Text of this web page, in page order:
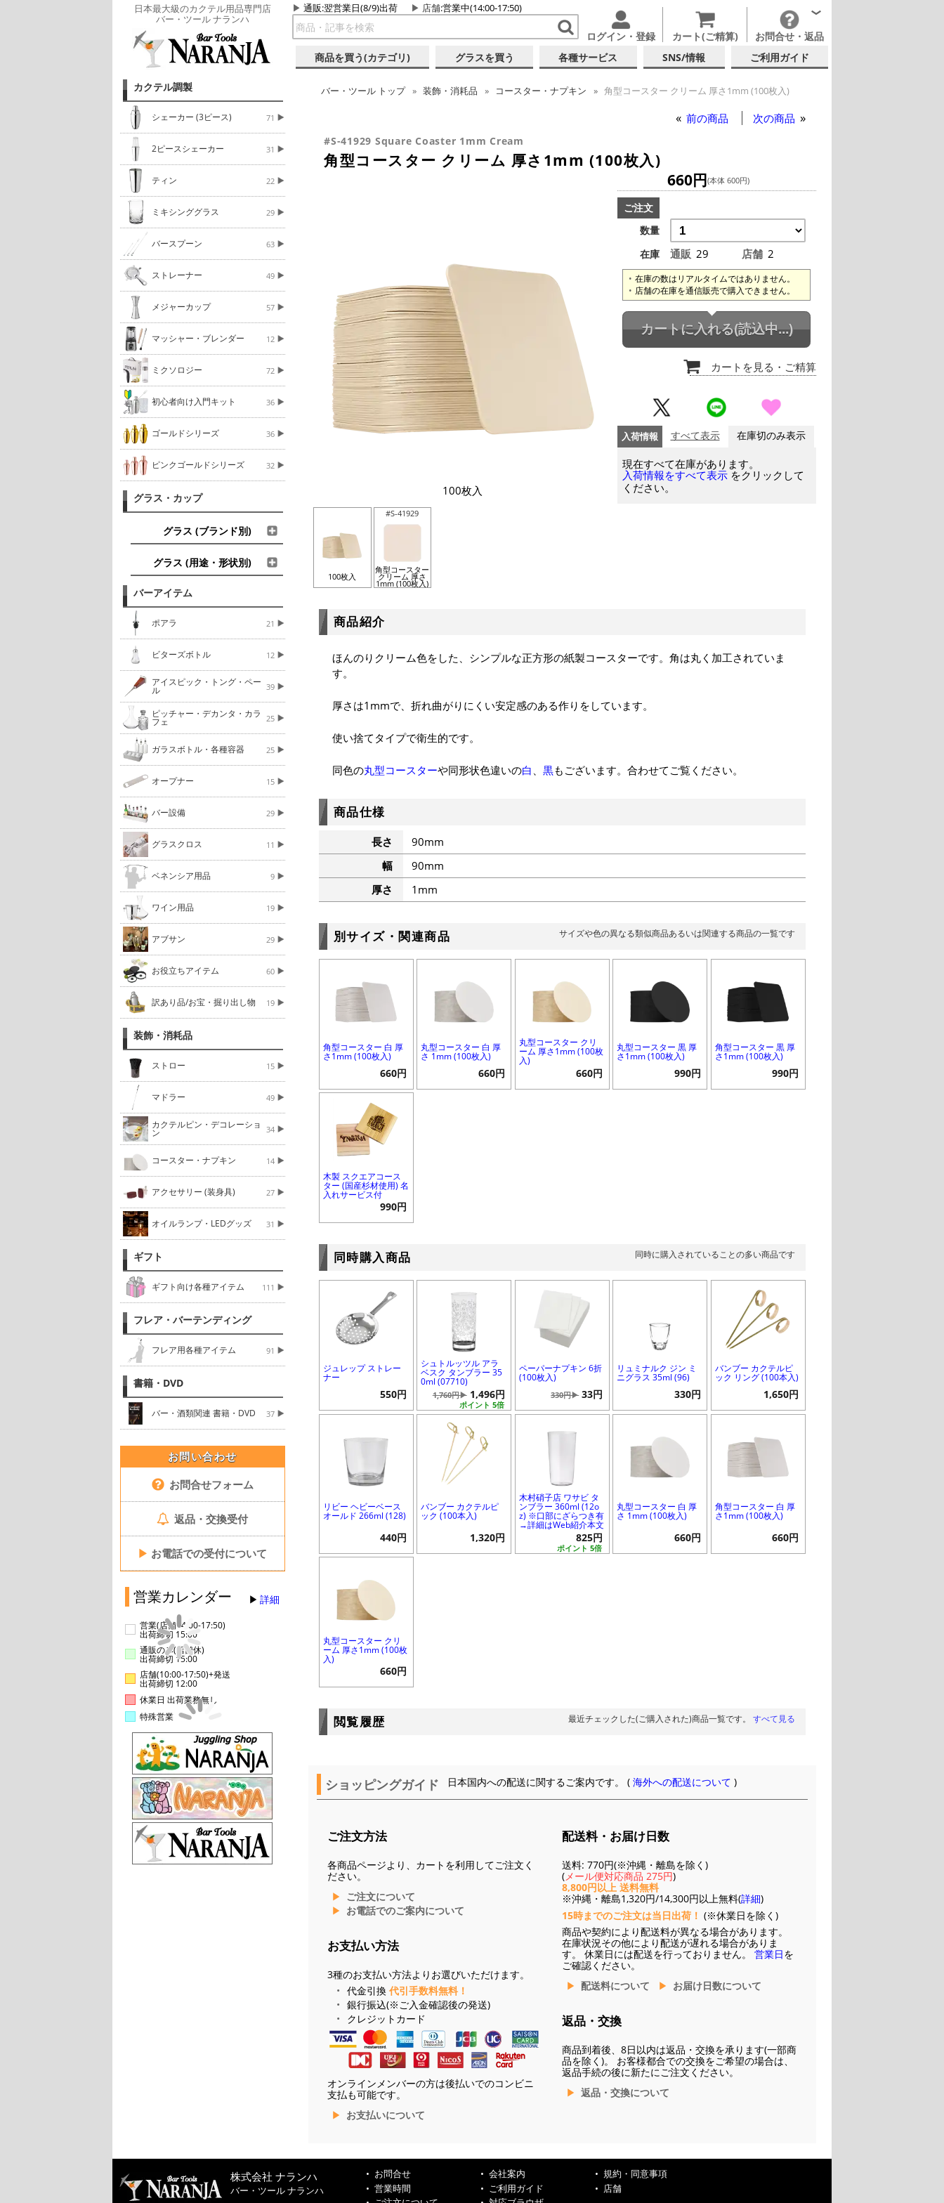
日本最大級のカクテル用品専門店
バー・ツール ナランハ
通販:翌営業日(8/9)出荷 店舗:営業中(14:00-17:50)
ログイン・登録 カート(ご精算) お問合せ・返品
商品を買う(カテゴリ) グラスを買う 各種サービス SNS/情報 ご利用ガイド
カクテル調製
シェーカー (3ピース) 71
2ピースシェーカー 31
ティン 22
ミキシンググラス 29
バースプーン 63
ストレーナー 49
メジャーカップ 57
マッシャー・ブレンダー 12
ミクソロジー 72
初心者向け入門キット 36
ゴールドシリーズ 36
ピンクゴールドシリーズ 32
グラス・カップ
グラス (ブランド別)
グラス (用途・形状別)
バーアイテム
ポアラ 21
ビターズボトル 12
アイスピック・トング・ペー
ル 39
ピッチャー・デカンタ・カラ
フェ 25
ガラスボトル・各種容器 25
オープナー 15
バー設備 29
グラスクロス 11
ベネンシア用品 9
ワイン用品 19
アブサン 29
お役立ちアイテム 60
訳あり品/お宝・掘り出し物 19
装飾・消耗品
ストロー 15
マドラー 49
カクテルピン・デコレーショ
ン 34
コースター・ナプキン 14
アクセサリー (装身具) 27
オイルランプ・LEDグッズ 31
ギフト
ギフト向け各種アイテム 111
フレア・バーテンディング
フレア用各種アイテム 91
書籍・DVD
バー・酒類関連 書籍・DVD 37
お問い合わせ
お問合せフォーム
返品・交換受付
▶ お電話での受付について
営業カレンダー 詳細
営業(店舗14:00-17:50)
出荷締切 15:00
通販のみ(店舗休)
出荷締切 15:00
店舗(10:00-17:50)+発送
出荷締切 12:00
休業日 出荷業務無し
特殊営業
バー・ツール トップ 装飾・消耗品 コースター・ナプキン 角型コースター クリーム 厚さ1mm (100枚入)
前の商品 次の商品
#S-41929 Square Coaster 1mm Cream
角型コースター クリーム 厚さ1mm (100枚入)
100枚入
100枚入
#S-41929
角型コースター
クリーム 厚さ
1mm (100枚入)
660円(本体 600円)
ご注文
数量
在庫
通販 29 店舗 2
在庫の数はリアルタイムではありません。
店舗の在庫を通信販売で購入できません。
カートに入れる(読込中...)
カートを見る ・ご精算
入荷情報 すべて表示 在庫切のみ表示
現在すべて在庫があります。
入荷情報をすべて表示 をクリックして
ください。
商品紹介
ほんのりクリーム色をした、シンプルな正方形の紙製コースターです。角は丸く加工されていま
す。
厚さは1mmで、折れ曲がりにくい安定感のある作りをしています。
使い捨てタイプで衛生的です。
同色の丸型コースターや同形状色違いの白 、 黒もございます。合わせてご覧ください。
商品仕様
長さ
90mm
幅
90mm
厚さ
1mm
別サイズ・関連商品 サイズや色の異なる類似商品あるいは関連する商品の一覧です
角型コースター 白 厚
さ1mm (100枚入)
660円
丸型コースター 白 厚
さ 1mm (100枚入)
660円
丸型コースター クリ
ーム 厚さ1mm (100枚
入)
660円
丸型コースター 黒 厚
さ1mm (100枚入)
990円
角型コースター 黒 厚
さ1mm (100枚入)
990円
木製 スクエアコース
ター (国産杉材使用) 名
入れサービス付
990円
同時購入商品 同時に購入されていることの多い商品です
ジュレップ ストレー
ナー
550円
シュトルッツル アラ
ベスク タンブラー 35
0ml (07710)
ポイント 5倍
1,760円▶ 1,496円
ペーパーナプキン 6折
(100枚入)
330円▶ 33円
リュミナルク ジン ミ
ニグラス 35ml (96)
330円
バンブー カクテルピ
ック リング (100本入)
1,650円
リビー ヘビーベース
オールド 266ml (128)
440円
バンブー カクテルピ
ック (100本入)
1,320円
木村硝子店 ワサビ タ
ンブラー 360ml (12o
z) ※口部にざらつき有
→詳細はWeb紹介本文
ポイント 5倍
825円
丸型コースター 白 厚
さ 1mm (100枚入)
660円
角型コースター 白 厚
さ1mm (100枚入)
660円
丸型コースター クリ
ーム 厚さ1mm (100枚
入)
660円
閲覧履歴 最近チェックした(ご購入された)商品一覧です。 すべて見る
ショッピングガイド 日本国内への配送に関するご案内です。 (海外への配送について )
ご注文方法
各商品ページより、カートを利用してご注文く
ださい。
ご注文について
お電話でのご案内について
お支払い方法
3種のお支払い方法よりお選びいただけます。
代金引換 代引手数料無料！
銀行振込(※ご入金確認後の発送)
クレジットカード
オンラインメンバーの方は後払いでのコンビニ
支払も可能です。
お支払いについて
配送料・お届け日数
送料: 770円(※沖縄・離島を除く)
(メール便対応商品 275円)
8,800円以上 送料無料
※沖縄・離島1,320円/14,300円以上無料(詳細)
15時までのご注文は当日出荷！ (※休業日を除く)
商品や契約により配送料が異なる場合があります。
在庫状況その他により配送が遅れる場合がありま
す。 休業日には配送を行っておりません。 営業日を
ご確認ください。
配送料について
お届け日数について
返品・交換
商品到着後、8日以内は返品・交換を承ります(一部商
品を除く)。 お客様都合での交換をご希望の場合は、
返品手続の後に新たにご注文ください。
返品・交換について
株式会社 ナランハ
バー・ツール ナランハ
お問合せ 会社案内
規約・同意事項
営業時間
ご利用ガイド
店舗